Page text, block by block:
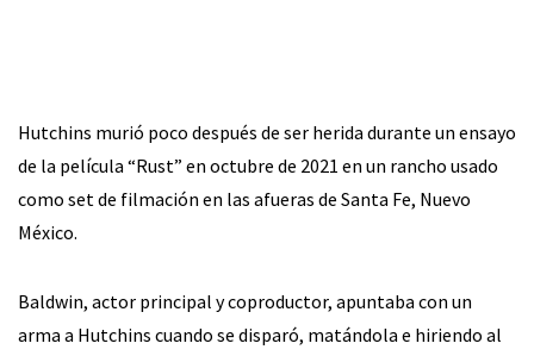
Hutchins murió poco después de ser herida durante un ensayo
de la película “Rust” en octubre de 2021 en un rancho usado
como set de filmación en las afueras de Santa Fe, Nuevo
México.
Baldwin, actor principal y coproductor, apuntaba con un
arma a Hutchins cuando se disparó, matándola e hiriendo al